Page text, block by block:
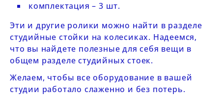
комплектация – 3 шт.
Эти и другие ролики можно найти в разделе
студийные стойки на колесиках. Надеемся,
что вы найдете полезные для себя вещи в
общем разделестудийных стоек.
Желаем, чтобы все оборудование в вашей
студии работало слаженно и без потерь.